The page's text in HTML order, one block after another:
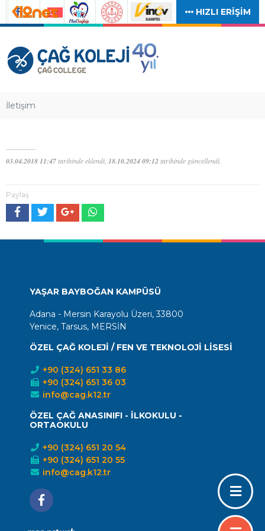
HIZLI ERİŞİM
İletişim
03.04.2018 11:47tarihinde eklendi, 18.10.2024 09:12tarihinde güncellendi.
Paylaş
YAŞAR BAYBOĞAN KAMPÜSÜ
Adana - Mersin Karayolu Üzeri, 33800
Yenice, Tarsus, MERSİN
ÖZEL ÇAĞ KOLEJİ / FEN VE TEKNOLOJİ LİSESİ
+90 (324) 651 33 86
+90 (324) 651 36 03
info@cag.k12.tr
ÖZEL ÇAĞ ANASINIFI - İLKOKULU -
ORTAOKULU
+90 (324) 651 20 54
+90 (324) 651 20 55
info@cag.k12.tr